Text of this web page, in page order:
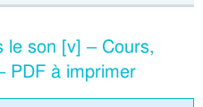
le son [v] – Cours,
PDF à imprimer